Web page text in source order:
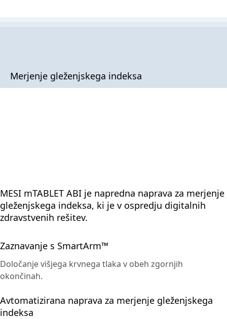
Merjenje gleženjskega indeksa
MESI mTABLET ABI je napredna naprava za merjenje
gleženjskega indeksa, ki je v ospredju digitalnih
zdravstvenih rešitev.
Zaznavanje s SmartArm™
Določanje višjega krvnega tlaka v obeh zgornjih
okončinah.
Avtomatizirana naprava za merjenje gleženjskega
indeksa